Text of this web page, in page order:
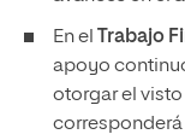
En el Trabajo
apoyo
otorgar el visto